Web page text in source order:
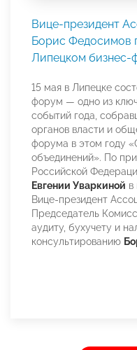
Вице-президент
Борис Федосимов
Липецком бизнес-
15 мая в Липецке
форум — одно из
событий года,
органов власти и
форума в этом году
объединений». По
Российской
Евгении Уваркиной в
Вице-президент
Председатель
аудиту, бухучету и
консультированию